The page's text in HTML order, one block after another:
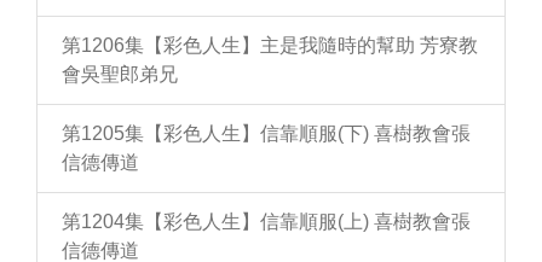
第1206集【彩色人生】主是我隨時的幫助 芳寮教
會吳聖郎弟兄
第1205集【彩色人生】信靠順服(下) 喜樹教會張
信德傳道
第1204集【彩色人生】信靠順服(上) 喜樹教會張
信德傳道